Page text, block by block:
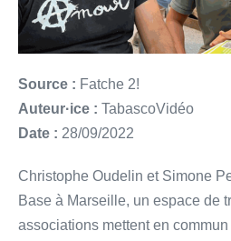
Source : Fatche 2!
Auteur·ice : TabascoVidéo
Date : 28/09/2022
Christophe Oudelin et Simone
Base à Marseille, un espace de
associations mettent en